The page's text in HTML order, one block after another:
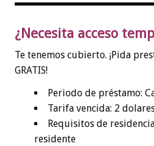
¿Necesita acceso
Te tenemos cubierto. ¡Pida
GRATIS!
Periodo de préstamo:
Tarifa vencida: 2
Requisitos de
residente